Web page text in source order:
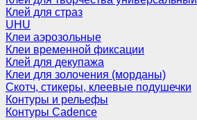
Клей для страз
UHU
Клеи аэрозольные
Клеи временной фиксации
Клей для декупажа
Клеи для золочения (морданы)
Скотч, стикеры, клеевые подушечки
Контуры и рельефы
Контуры Cadence